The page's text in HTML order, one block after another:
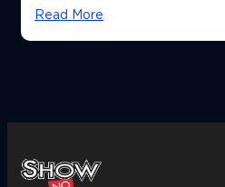
Read More